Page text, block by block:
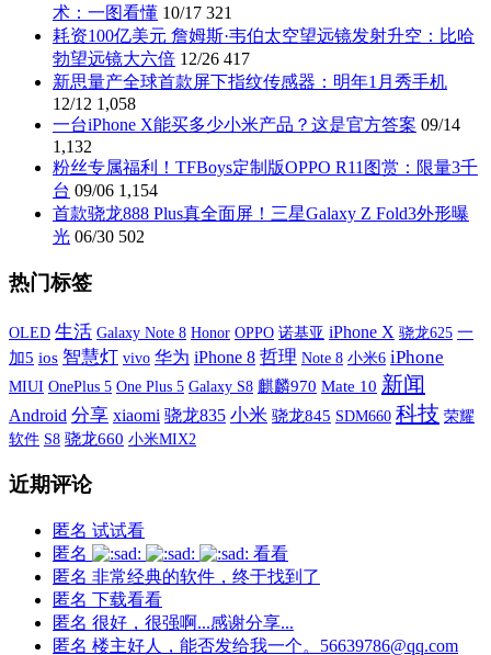
术：一图看懂 10/17 321
耗资100亿美元 詹姆斯·韦伯太空望远镜发射升空：比哈
勃望远镜大六倍 12/26 417
新思量产全球首款屏下指纹传感器：明年1月秀手机
12/12 1,058
一台iPhone X能买多少小米产品？这是官方答案 09/14
1,132
粉丝专属福利！TFBoys定制版OPPO R11图赏：限量3千
台 09/06 1,154
首款骁龙888 Plus真全面屏！三星Galaxy Z Fold3外形曝
光 06/30 502
热门标签
OLED 生活 Galaxy Note 8 Honor OPPO 诺基亚 iPhone X 骁龙625 一
加5 ios 智慧灯 vivo 华为 iPhone 8 哲理 Note 8 小米6 iPhone
MIUI OnePlus 5 One Plus 5 Galaxy S8 麒麟970 Mate 10 新闻
Android 分享 xiaomi 骁龙835 小米 骁龙845 SDM660 科技 荣耀
软件 S8 骁龙660 小米MIX2
近期评论
匿名 试试看
匿名
看看
匿名 非常经典的软件，终于找到了
匿名 下载看看
匿名 很好，很强啊...感谢分享...
匿名 楼主好人，能否发给我一个。56639786@qq.com